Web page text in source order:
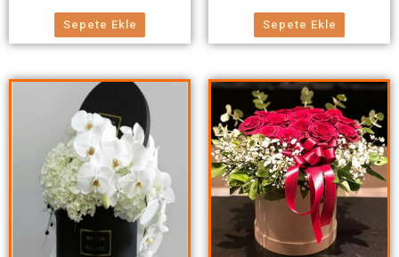
Sepete Ekle Sepete Ekle